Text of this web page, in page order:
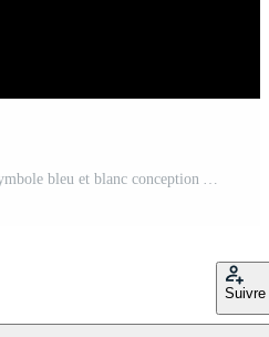
BMW marque logo voiture symbole bleu et blanc conception Allemagne voiture vecteur illustration avec noir Contexte
Suivre